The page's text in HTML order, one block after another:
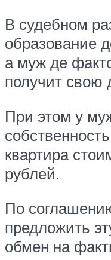
В судебном
образование
а муж де
получит свою
При этом у
квартира
рублей.
По
предложить
обмен на